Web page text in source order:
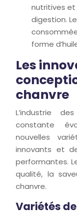
nutritives et
digestion.
forme
Les
chanvre
L’industrie
constante
nouvelles
innovants et
performantes.
qualité, la
chanvre.
Variétés